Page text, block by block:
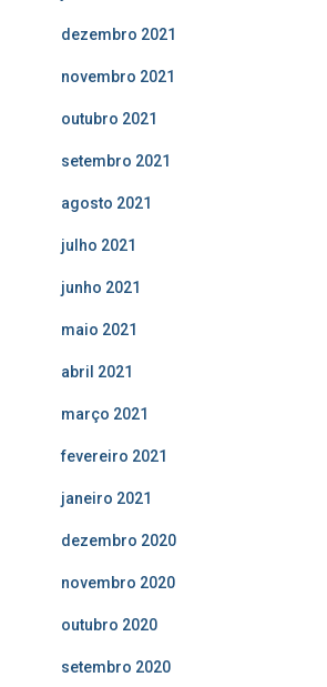
dezembro 2021
novembro 2021
outubro 2021
setembro 2021
agosto 2021
julho 2021
junho 2021
maio 2021
abril 2021
março 2021
fevereiro 2021
janeiro 2021
dezembro 2020
novembro 2020
outubro 2020
setembro 2020